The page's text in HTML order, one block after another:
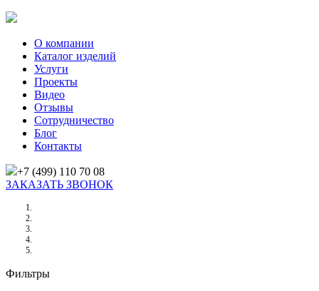
О компании
Каталог изделий
Услуги
Проекты
Видео
Отзывы
Сотрудничество
Блог
Контакты
+7 (499) 110 70 08
ЗАКАЗАТЬ ЗВОНОК
Фильтры